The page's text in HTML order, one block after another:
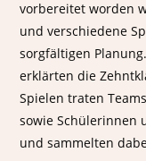
vorbereitet worden
und verschiedene
sorgfältigen
erklärten die
Spielen traten
sowie Schülerinnen
und sammelten